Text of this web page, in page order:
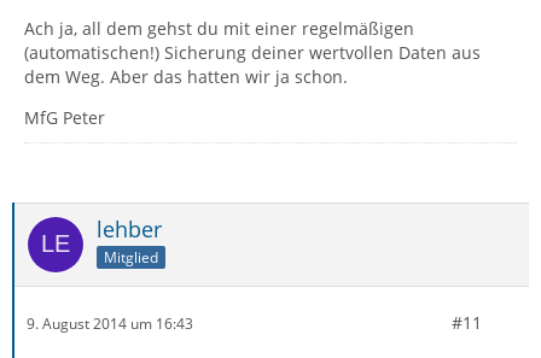
Ach ja, all dem gehst du mit einer regelmäßigen
(automatischen!) Sicherung deiner wertvollen Daten aus
dem Weg. Aber das hatten wir ja schon.
MfG Peter
lehber
Mitglied
9. August 2014 um 16:43 #11